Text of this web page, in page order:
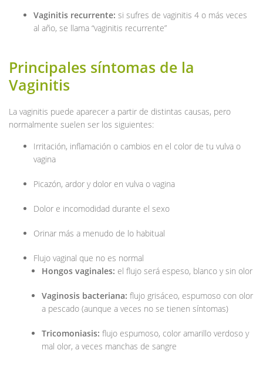
Vaginitis recurrente: si sufres de vaginitis 4 o más veces
al año, se llama “vaginitis recurrente”
Principales síntomas de la
Vaginitis
La vaginitis puede aparecer a partir de distintas causas, pero
normalmente suelen ser los siguientes:
Irritación, inflamación o cambios en el color de tu vulva o
vagina
Picazón, ardor y dolor en vulva o vagina
Dolor e incomodidad durante el sexo
Orinar más a menudo de lo habitual
Flujo vaginal que no es normal
Hongos vaginales: el flujo será espeso, blanco y sin olor
Vaginosis bacteriana: flujo grisáceo, espumoso con olor
a pescado (aunque a veces no se tienen síntomas)
Tricomoniasis: flujo espumoso, color amarillo verdoso y
mal olor, a veces manchas de sangre